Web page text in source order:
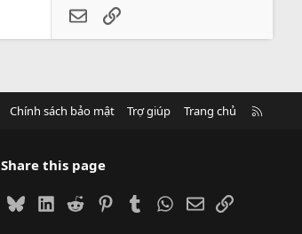
EmailLink
Chính sách bảo mật Trợ giúp Trang chủ
Share this page
BlueskyLinkedIn
Reddit PinterestTumblrWhatsApp
EmailLink